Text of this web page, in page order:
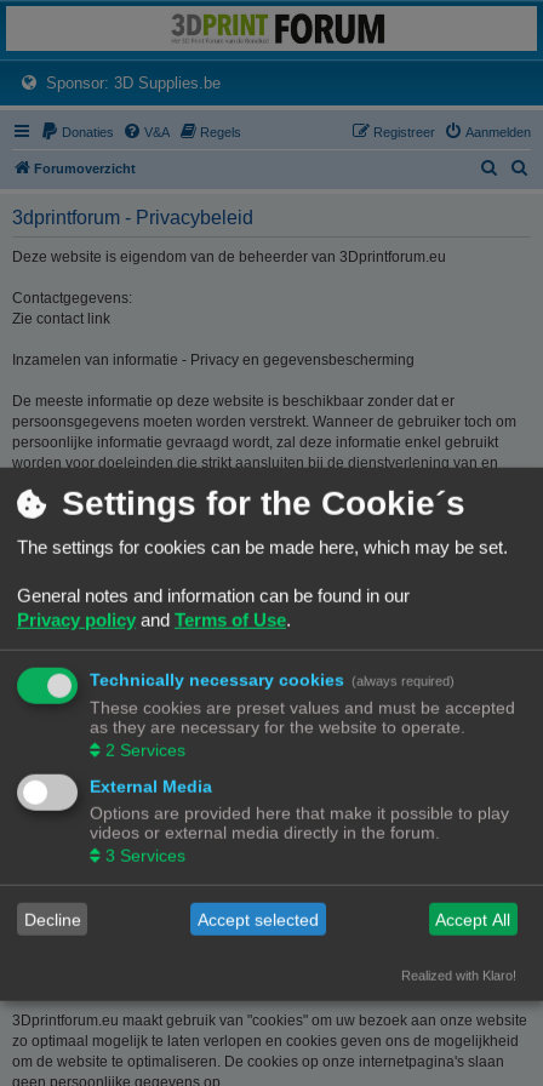
Het 3D print forum van de Benelux na de sluiting van 3dprintforum.nl
Sponsor: 3D Supplies.be(Opens a new tab)
Donaties V&A Regels Aanmelden
Registreer
Forumoverzicht
3dprintforum - Privacybeleid
Deze website is eigendom van de beheerder van 3Dprintforum.eu
Contactgegevens:
Zie contact link
Inzamelen van informatie - Privacy en gegevensbescherming
De meeste informatie op deze website is beschikbaar zonder dat er
persoonsgegevens moeten worden verstrekt. Wanneer de gebruiker toch om
persoonlijke informatie gevraagd wordt, zal deze informatie enkel gebruikt
worden voor doeleinden die strikt aansluiten bij de dienstverlening van en
registreren van een account dan wel op basis van haar gerechtvaardigd
belang om diensten te verlenen en u hiervoor te contacteren. De informatie
over u wordt u op verzoek meegedeeld. U kan deze, indien nodig, laten
contact link. Bent u het niet eens met de manier waarop 3DPrintforum.eu uw
gegevens verwerkt, kan u klacht indienen bij de
Gegevensbeschermingsautoriteit
(www.privacycommission.be
- Drukpersstraat 35 te 1000 Brussel). Meer
informatie over de manier waarop 3DPrintforum.eu omgaat met uw gegevens
vindt u in het algemeen beleid inzake gegevensbescherming. Door de
toegang tot en het gebruik van de website verklaart u zich uitdrukkelijk akkoord
met de volgende algemene voorwaarden:
Aansprakelijkheid
De op deze website beschikbaar gestelde informatie is met de grootste zorg
samengesteld. Uiteraard is deze informatie richtinggevend en door de
beknoptheid niet altijd volledig. Voor verdere en concrete uitleg kan u met
welke vorm dan ook die voortvloeit uit het gebruik van de aangeboden
informatie.
3Dprintforum.eu maakt gebruik van "cookies" om uw bezoek aan onze website
zo optimaal mogelijk te laten verlopen en cookies geven ons de mogelijkheid
om de website te optimaliseren. De cookies op onze internetpagina's slaan
geen persoonlijke gegevens op.
Settings for the Cookie´s
The settings for cookies can be made here, which may be set.
General notes and information can be found in our
Privacy policy and Terms of Use.
Technically necessary cookies (always required)
These cookies are preset values and must be accepted
as they are necessary for the website to operate.
2 Services
External Media
Options are provided here that make it possible to play
videos or external media directly in the forum.
3 Services
Decline Accept selected Accept All
Realized with Klaro!